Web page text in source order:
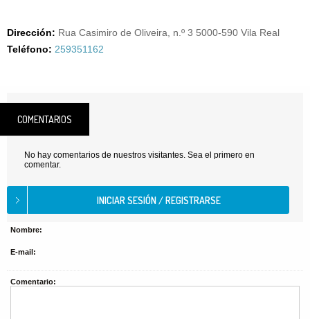
Dirección: Rua Casimiro de Oliveira, n.º 3 5000-590 Vila Real
Teléfono: 259351162
COMENTARIOS
No hay comentarios de nuestros visitantes. Sea el primero en
comentar.
Nombre:
E-mail:
Comentario: